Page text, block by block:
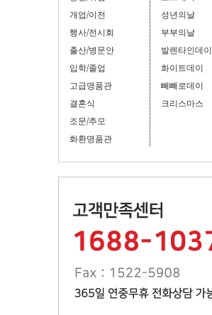
개업/이전
행사/전시회
출산/병문안
입학/졸업
고급명품관
결혼식
조문/추모
화환명품관
성년의날
부부의날
발렌타인데이
화이트데이
빼빼로데이
크리스마스